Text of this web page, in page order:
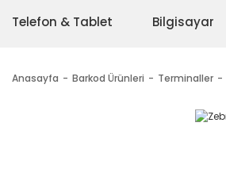
Telefon & Tablet Bilgisayar
Anasayfa Barkod Ürünleri Terminaller